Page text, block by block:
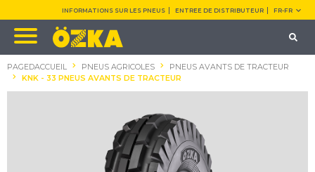
INFORMATIONS SUR LES PNEUS ENTREE DE DISTRIBUTEUR FR-FR
PAGEDACCUEIL PNEUS AGRICOLES
PNEUS AVANTS DE TRACTEUR
KNK - 33 PNEUS AVANTS DE TRACTEUR